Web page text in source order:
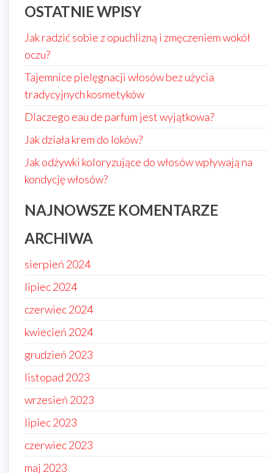
OSTATNIE WPISY
Jak radzić sobie z opuchlizną i zmęczeniem wokół
oczu?
Tajemnice pielęgnacji włosów bez użycia
tradycyjnych kosmetyków
Dlaczego eau de parfum jest wyjątkowa?
Jak działa krem do loków?
Jak odżywki koloryzujące do włosów wpływają na
kondycję włosów?
NAJNOWSZE KOMENTARZE
ARCHIWA
sierpień 2024
lipiec 2024
czerwiec 2024
kwiecień 2024
grudzień 2023
listopad 2023
wrzesień 2023
lipiec 2023
czerwiec 2023
maj 2023